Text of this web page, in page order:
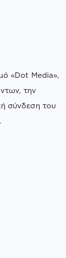
«Dot Media»,
την
σύνδεση του